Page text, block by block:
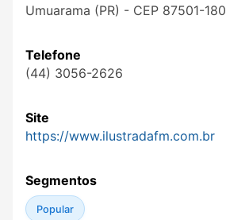
Umuarama (PR) - CEP 87501-180
Telefone
(44) 3056-2626
Site
https://www.ilustradafm.com.br
Segmentos
Popular